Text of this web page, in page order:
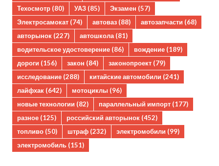
Техосмотр (80) УАЗ (85) Экзамен (57)
Электросамокат (74) автоваз (88) автозапчасти (68)
авторынок (227) автошкола(81)
водительское удостоверение (86) вождение (189)
дороги (156) закон (84) законопроект (79)
исследование (288) китайские автомобили (241)
лайфхак (642) мотоциклы (96)
новые технологии (82) параллельный импорт (177)
разное (125) российский авторынок (452)
топливо (50) штраф (232) электромобили (99)
электромобиль (151)